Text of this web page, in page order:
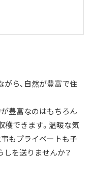
がら、自然が豊富で住
が豊富なのはもちろん
穫できます。温暖な気
事もプライベートも子
しを送りませんか？